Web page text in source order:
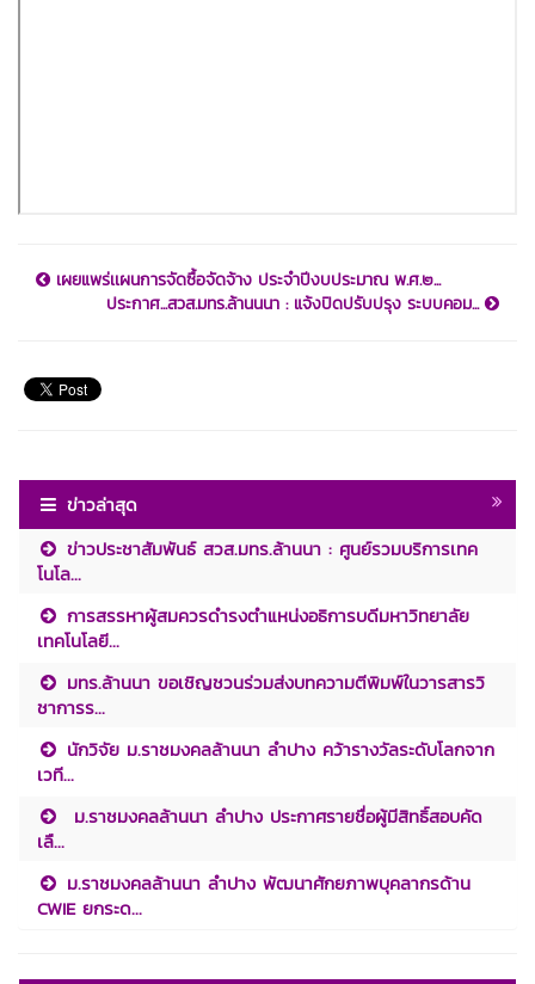
เผยแพร่เเผนการจัดซื้อจัดจ้าง ประจำปีงบประมาณ พ.ศ.๒...
ประกาศ...สวส.มทร.ล้านนนา : แจ้งปิดปรับปรุง ระบบคอม...
ข่าวล่าสุด
ข่าวประชาสัมพันธ์ สวส.มทร.ล้านนา : ศูนย์รวมบริการเทค
โนโล...
การสรรหาผู้สมควรดำรงตำแหน่งอธิการบดีมหาวิทยาลัย
เทคโนโลยี...
มทร.ล้านนา ขอเชิญชวนร่วมส่งบทความตีพิมพ์ในวารสารวิ
ชาการร...
นักวิจัย ม.ราชมงคลล้านนา ลำปาง คว้ารางวัลระดับโลกจาก
เวที...
ม.ราชมงคลล้านนา ลำปาง ประกาศรายชื่อผู้มีสิทธิ์สอบคัด
เลื...
ม.ราชมงคลล้านนา ลำปาง พัฒนาศักยภาพบุคลากรด้าน
CWIE ยกระด...